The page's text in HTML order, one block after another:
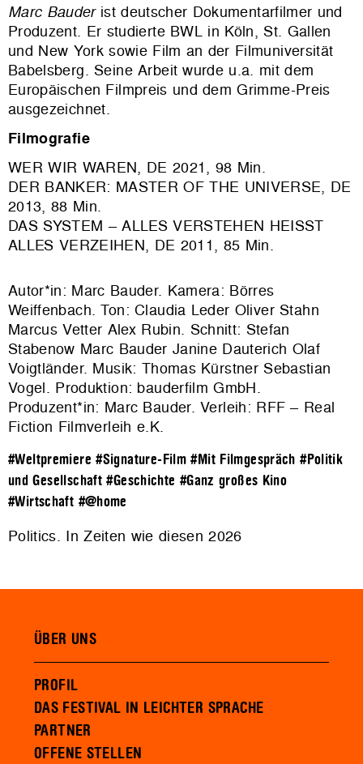
Marc Bauderist deutscher Dokumentarfilmer und
Produzent. Er studierte BWL in Köln, St. Gallen
und New York sowie Film an der Filmuniversität
Babelsberg. Seine Arbeit wurde u.a. mit dem
Europäischen Filmpreis und dem Grimme-Preis
ausgezeichnet.
Filmografie
WER WIR WAREN, DE 2021, 98 Min.
DER BANKER: MASTER OF THE UNIVERSE, DE
2013, 88 Min.
DAS SYSTEM – ALLES VERSTEHEN HEISST
ALLES VERZEIHEN, DE 2011, 85 Min.
Autor*in: Marc Bauder. Kamera: Börres
Weiffenbach. Ton: Claudia Leder Oliver Stahn
Marcus Vetter Alex Rubin. Schnitt: Stefan
Stabenow Marc Bauder Janine Dauterich Olaf
Voigtländer. Musik: Thomas Kürstner Sebastian
Vogel. Produktion: bauderfilm GmbH.
Produzent*in: Marc Bauder. Verleih: RFF – Real
Fiction Filmverleih e.K.
#Weltpremiere #Signature-Film #Mit Filmgespräch #Politik
und Gesellschaft #Geschichte #Ganz großes Kino
#Wirtschaft #@home
Politics. In Zeiten wie diesen 2026
ÜBER UNS
PROFIL
DAS FESTIVAL IN LEICHTER SPRACHE
PARTNER
OFFENE STELLEN